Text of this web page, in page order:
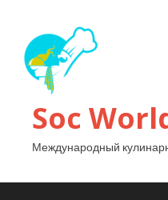
Soc
Международный